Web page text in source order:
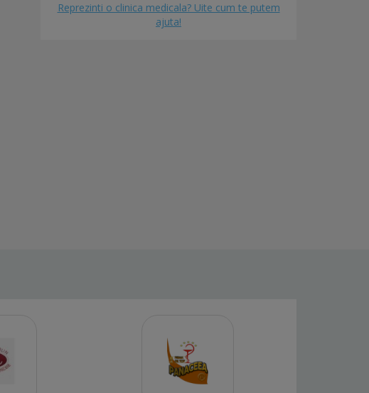
Reprezinti o clinica medicala? Uite cum te putem
ajuta!